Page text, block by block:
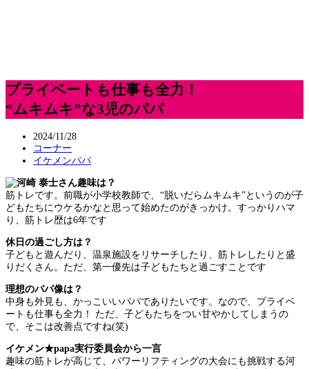
プライベートも仕事も全力！
“ムキムキ”な3児のパパ
2024/11/28
コーナー
イケメンパパ
趣味は？
筋トレです。前職が小学校教師で、“脱いだらムキムキ”というのが子
どもたちにウケるかなと思って始めたのがきっかけ。すっかりハマ
り、筋トレ歴は6年です
休日の過ごし方は？
子どもと遊んだり、温泉施設をリサーチしたり、筋トレしたりと盛
りだくさん。ただ、第一優先は子どもたちと過ごすことです
理想のパパ像は？
中身も外見も、かっこいいパパでありたいです。なので、プライベ
ートも仕事も全力！ ただ、子どもたちをつい甘やかしてしまうの
で、そこは改善点ですね(笑)
イケメン★papa実行委員会から一言
趣味の筋トレが高じて、パワーリフティングの大会にも挑戦する河